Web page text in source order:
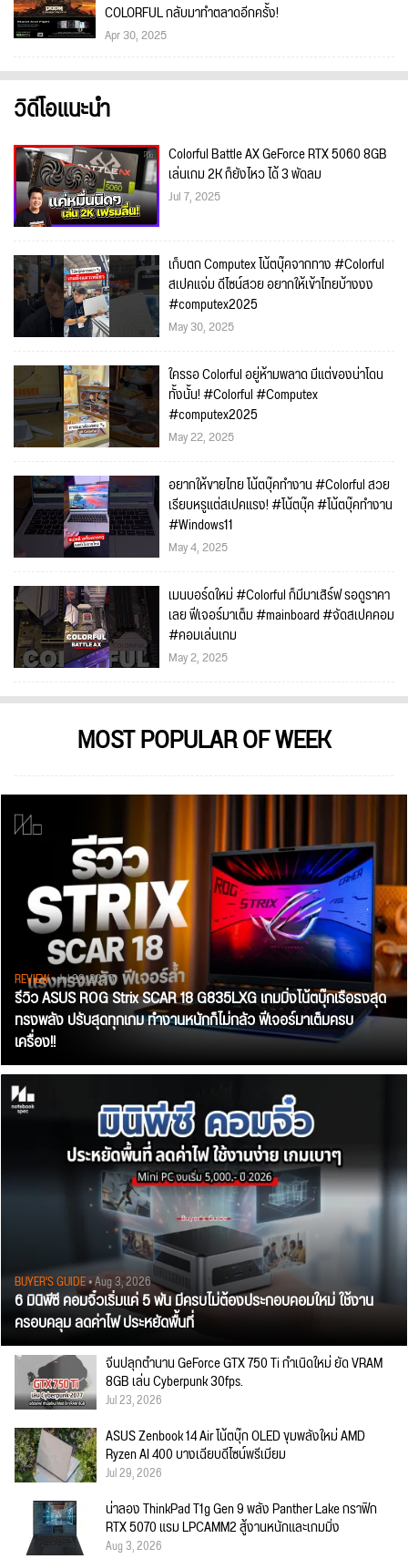
COLORFUL กลับมาทำตลาดอีกครั้ง!
Apr 30, 2025
วิดีโอแนะนำ
Colorful Battle AX GeForce RTX 5060 8GB
เล่นเกม 2K ก็ยังไหว ได้ 3 พัดลม
Jul 7, 2025
เก็บตก Computex โน้ตบุ๊คจากทาง #Colorful
สเปคแจ่ม ดีไซน์สวย อยากให้เข้าไทยบ้างงง
#computex2025
May 30, 2025
ใครรอ Colorful อยู่ห้ามพลาด มีแต่ของน่าโดน
ทั้งนั้น! #Colorful #Computex
#computex2025
May 22, 2025
อยากให้ขายไทย โน้ตบุ๊คทำงาน #Colorful สวย
เรียบหรูแต่สเปคแรง! #โน้ตบุ๊ค #โน้ตบุ๊คทำงาน
#Windows11
May 4, 2025
เมนบอร์ดใหม่ #Colorful ก็มีมาเสิร์ฟ รอดูราคา
เลย ฟีเจอร์มาเต็ม #mainboard #จัดสเปคคอม
#คอมเล่นเกม
May 2, 2025
MOST POPULAR OF WEEK
REVIEW• Jul 28, 2026
รีวิว ASUS ROG Strix SCAR 18 G835LXG เกมมิ่งโน้ตบุ๊กเรือธงสุด
ทรงพลัง ปรับสุดทุกเกม ทำงานหนักก็ไม่กลัว ฟีเจอร์มาเต็มครบ
เครื่อง!!
BUYER'S GUIDE• Aug 3, 2026
6 มินิพีซี คอมจิ๋วเริ่มแค่ 5 พัน มีครบไม่ต้องประกอบคอมใหม่ ใช้งาน
ครอบคลุม ลดค่าไฟ ประหยัดพื้นที่
จีนปลุกตำนาน GeForce GTX 750 Ti กำเนิดใหม่ ยัด VRAM
8GB เล่น Cyberpunk 30fps.
Jul 23, 2026
ASUS Zenbook 14 Air โน้ตบุ๊ก OLED ขุมพลังใหม่ AMD
Ryzen AI 400 บางเฉียบดีไซน์พรีเมียม
Jul 29, 2026
น่าลอง ThinkPad T1g Gen 9 พลัง Panther Lake กราฟิก
RTX 5070 แรม LPCAMM2 สู้งานหนักและเกมมิ่ง
Aug 3, 2026